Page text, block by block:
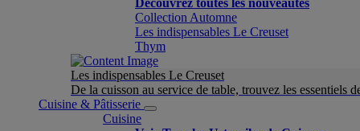
Découvrez toutes les nouveautés
Collection Automne
Les indispensables Le Creuset
Thym
Les indispensables Le Creuset
De la cuisson au service de table, trouvez les essentiels
Cuisine & Pâtisserie
Cuisine